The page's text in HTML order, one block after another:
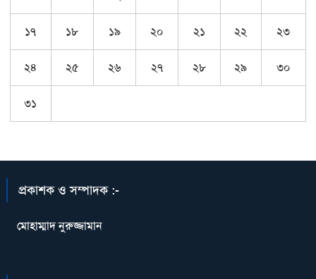
১৭ ১৮ ১৯ ২০ ২১ ২২ ২৩
২৪ ২৫ ২৬ ২৭ ২৮ ২৯ ৩০
৩১
প্রকাশক ও সম্পাদক :-
মোহাম্মাদ নুরুজ্জামান